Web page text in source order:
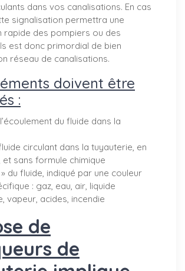
dans vos canalisations. En cas
signalisation permettra une
rapide des pompiers ou des
est donc primordial de bien
réseau de canalisations.
doivent être
:
du fluide dans la
circulant dans la tuyauterie, en
sans formule chimique
du fluide, indiqué par une couleur
: gaz, eau, air, liquide
vapeur, acides, incendie
de
de